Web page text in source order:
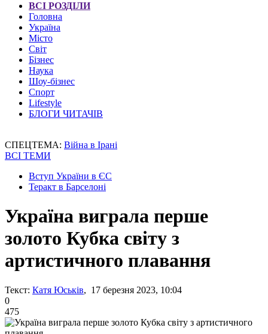
ВСІ РОЗДІЛИ
Головна
Україна
Місто
Світ
Бізнес
Наука
Шоу-бізнес
Спорт
Lifestyle
БЛОГИ ЧИТАЧІВ
СПЕЦТЕМА: Війна в Ірані
ВСІ ТЕМИ
Вступ України в ЄС
Теракт в Барселоні
Україна виграла перше
золото Кубка світу з
артистичного плавання
Текст: Катя Юськів, 17 березня 2023, 10:04
0
475